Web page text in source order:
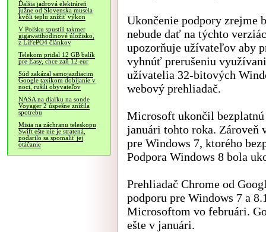
Ďalšia jadrová elektráreň
južne od Slovenska musela
kvôli teplu znížiť výkon
V Poľsku spustili takmer
gigawatthodinové úložisko,
z LiFePO4 článkov
Telekom pridal 12 GB balík
pre Easy, chce zaň 12 eur
Súd zakázal samojazdiacim
Google taxíkom dobíjanie v
noci, rušili obyvateľov
NASA na diaľku na sonde
Voyager 2 úspešne znížila
spotrebu
Misia na záchranu teleskopu
Swift ešte nie je stratená,
podarilo sa spomaliť jej
otáčanie
Ukončenie podpory zrejme
nebude dať na týchto
upozorňuje užívateľov aby
vyhnúť prerušeniu
užívatelia 32-bitových
webový prehliadač.
Microsoft ukončil bezplatnú
januári tohto roka. Zároveň
pre Windows 7, ktorého
Podpora Windows 8 bola
Prehliadač Chrome od
podporu pre Windows 7 a
Microsoftom vo februári.
ešte v januári.